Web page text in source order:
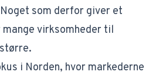
som derfor giver et
virksomheder til
i Norden, hvor markederne